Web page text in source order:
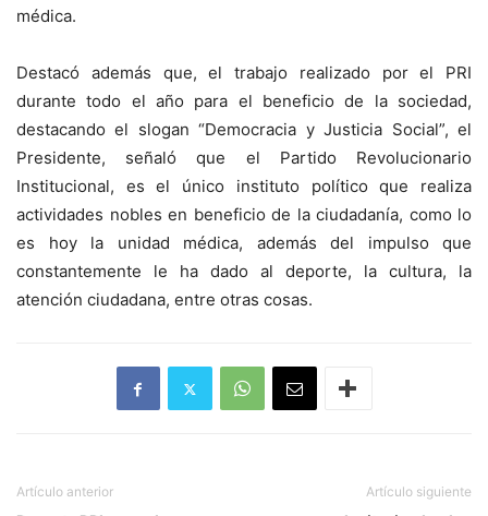
médica.
Destacó además que, el trabajo realizado por el PRI
durante todo el año para el beneficio de la sociedad,
destacando el slogan “Democracia y Justicia Social”, el
Presidente, señaló que el Partido Revolucionario
Institucional, es el único instituto político que realiza
actividades nobles en beneficio de la ciudadanía, como lo
es hoy la unidad médica, además del impulso que
constantemente le ha dado al deporte, la cultura, la
atención ciudadana, entre otras cosas.
Artículo anterior Artículo siguiente